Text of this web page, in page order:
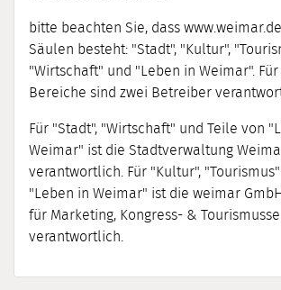
bitte beachten Sie, dass
Säulen besteht: "Stadt", "Kultur",
"Wirtschaft" und "Leben in Weimar". Für
Bereiche sind zwei Betreiber
Für "Stadt", "Wirtschaft" und Teile von
Weimar" ist die Stadtverwaltung
verantwortlich. Für "Kultur",
"Leben in Weimar" ist die weimar
für Marketing, Kongress- &
verantwortlich.